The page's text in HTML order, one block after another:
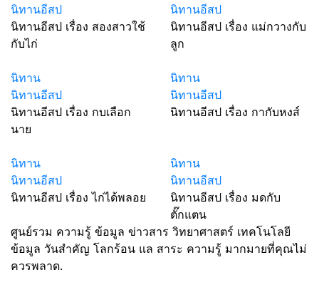
นิทานอีสป
นิทานอีสป เรื่อง สองสาวใช้
กับไก่
นิทานอีสป
นิทานอีสป เรื่อง แม่กวางกับ
ลูก
นิทาน
นิทานอีสป
นิทานอีสป เรื่อง กบเลือก
นาย
นิทาน
นิทานอีสป
นิทานอีสป เรื่อง กากับหงส์
นิทาน
นิทานอีสป
นิทานอีสป เรื่อง ไก่ได้พลอย
นิทาน
นิทานอีสป
นิทานอีสป เรื่อง มดกับ
ตั๊กแตน
ศูนย์รวม ความรู้ ข้อมูล ข่าวสาร วิทยาศาสตร์ เทคโนโลยี
ข้อมูล วันสำคัญ โลกร้อน แล สาระ ความรู้ มากมายที่คุณไม่
ควรพลาด.